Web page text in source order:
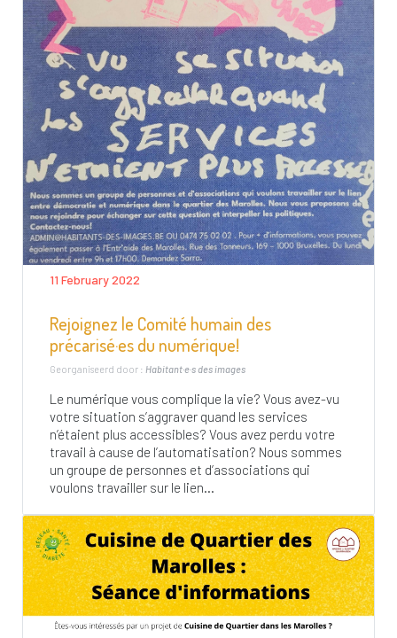
11 February 2022
Rejoignez le Comité humain des
précarisé·es du numérique!
Georganiseerd door : Habitant·e·s des images
Le numérique vous complique la vie? Vous avez-vu
votre situation s’aggraver quand les services
n’étaient plus accessibles? Vous avez perdu votre
travail à cause de l’automatisation? Nous sommes
un groupe de personnes et d’associations qui
voulons travailler sur le lien...